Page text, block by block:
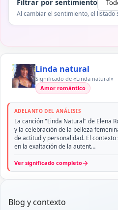
Filtrar por sentimiento
Al cambiar el sentimiento, el
Linda natural
Significado de «Linda natural»
Amor romántico
ADELANTO DEL ANÁLISIS
La canción "Linda Natural" de Elena
y la celebración de la belleza
de actitud y personalidad. El
en la exaltación de la autent…
Ver significado completo→
Blog y contexto